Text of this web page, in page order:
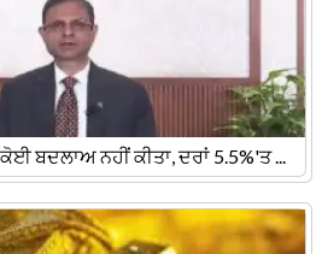
ਬਦਲਾਅ ਨਹੀਂ ਕੀਤਾ, ਦਰਾਂ 5.5%'ਤ ...